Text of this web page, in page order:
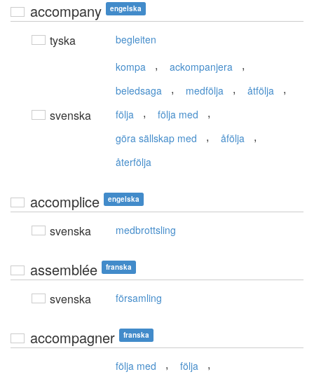
accompany engelska
tyska begleiten
svenska
kompa , ackompanjera ,
beledsaga , medfölja , åtfölja ,
följa , följa med ,
göra sällskap med , åfölja ,
återfölja
accomplice engelska
svenska medbrottsling
assemblée franska
svenska församling
accompagner franska
följa med , följa ,